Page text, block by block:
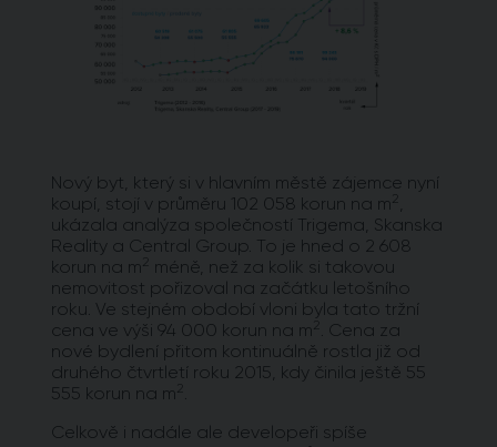
Nový byt, který si v hlavním městě zájemce nyní
koupí, stojí v průměru 102 058 korun na m2
ukázala analýza společností Trigema, Skanska
Reality a Central Group. To je hned o 2 608
korun na m2
méně, než za kolik si takovou
nemovitost pořizoval na začátku letošního
roku. Ve stejném období vloni byla tato tržní
cena ve výši 94 000 korun na m2 . Cena za
nové bydlení přitom kontinuálně rostla již od
druhého čtvrtletí roku 2015, kdy činila ještě 55
555 korun na m2 .
Celkově i nadále ale developeři spíše